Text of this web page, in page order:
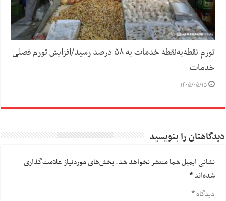
تورم نقطه‌به‌نقطه خدمات به ۵۸ درصد رسید/افزایش تورم فصلی
خدمات
۱۴۰۵/۰۵/۱۵
دیدگاهتان را بنویسید
نشانی ایمیل شما منتشر نخواهد شد.بخش‌های موردنیاز علامت‌گذاری
شده‌اند*
دیدگاه*